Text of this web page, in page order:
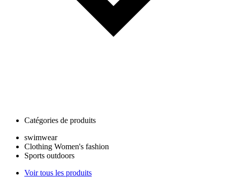
Catégories de produits
swimwear
Clothing Women's fashion
Sports outdoors
Voir tous les produits